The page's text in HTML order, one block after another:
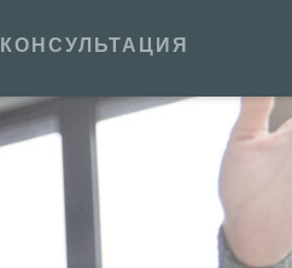
КОНСУЛЬТАЦИЯ